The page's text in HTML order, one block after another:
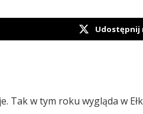
Udostępnij
Tak w tym roku wygląda w